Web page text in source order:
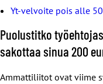
Yt-velvoite pois alle
Puolustitko
sakottaa sinua 200
Ammattiliitot ovat viime